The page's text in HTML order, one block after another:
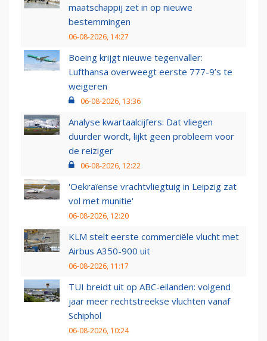
maatschappij zet in op nieuwe
bestemmingen
06-08-2026, 14:27
Boeing krijgt nieuwe tegenvaller:
Lufthansa overweegt eerste 777-9’s te
weigeren
06-08-2026, 13:36
Analyse kwartaalcijfers: Dat vliegen
duurder wordt, lijkt geen probleem voor
de reiziger
06-08-2026, 12:22
'Oekraïense vrachtvliegtuig in Leipzig zat
vol met munitie'
06-08-2026, 12:20
KLM stelt eerste commerciële vlucht met
Airbus A350-900 uit
06-08-2026, 11:17
TUI breidt uit op ABC-eilanden: volgend
jaar meer rechtstreekse vluchten vanaf
Schiphol
06-08-2026, 10:24